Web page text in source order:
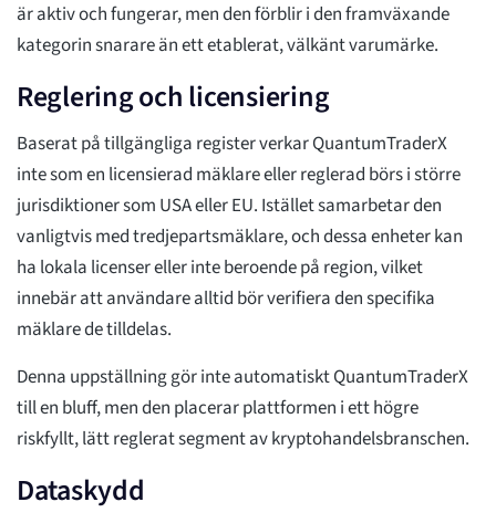
är aktiv och fungerar, men den förblir i den framväxande
kategorin snarare än ett etablerat, välkänt varumärke.
Reglering och licensiering
Baserat på tillgängliga register verkar QuantumTraderX
inte som en licensierad mäklare eller reglerad börs i större
jurisdiktioner som USA eller EU. Istället samarbetar den
vanligtvis med tredjepartsmäklare, och dessa enheter kan
ha lokala licenser eller inte beroende på region, vilket
innebär att användare alltid bör verifiera den specifika
mäklare de tilldelas.
Denna uppställning gör inte automatiskt QuantumTraderX
till en bluff, men den placerar plattformen i ett högre
riskfyllt, lätt reglerat segment av kryptohandelsbranschen.
Dataskydd